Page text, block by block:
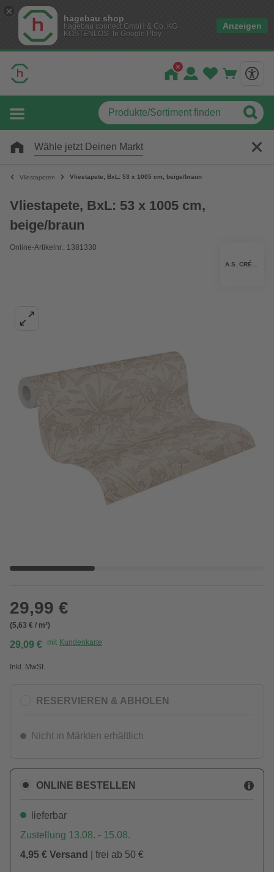
hagebau shop
hagebau connect GmbH & Co. KG
KOSTENLOS- In Google Play
Anzeigen
Wähle jetzt Deinen Markt
Vliestapeten Vliestapete, BxL: 53 x 1005 cm, beige/braun
Vliestapete, BxL: 53 x 1005 cm,
beige/braun
Online-Artikelnr.: 1381330
29,99 €
(5,63 € / m²)
29,09 € mit Kundenkarte
Inkl. MwSt.
RESERVIEREN & ABHOLEN
Nicht in Märkten erhältlich
ONLINE BESTELLEN
lieferbar
Zustellung 13.08. - 15.08.
4,95 € Versand
| frei ab 50 €